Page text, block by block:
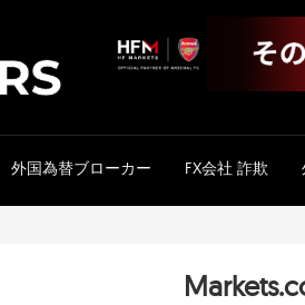
外国為替ブローカー FX会社 詐欺